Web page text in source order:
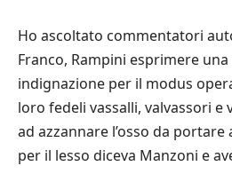
Ho ascoltato commentatori
Franco, Rampini esprimere
indignazione per il modus
loro fedeli vassalli, valvassori e
ad azzannare l’osso da portare
per il lesso diceva Manzoni e